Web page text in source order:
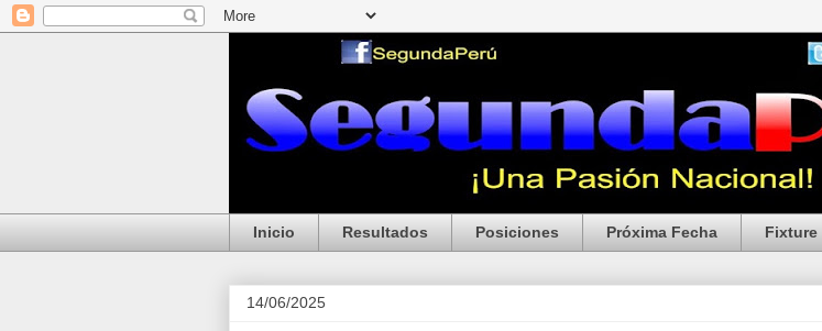
Inicio Resultados Posiciones Próxima Fecha Fixture
14/06/2025